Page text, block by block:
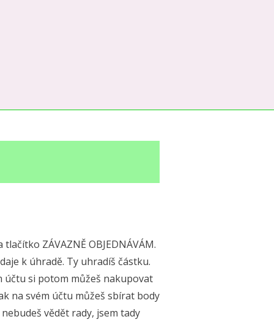
ZÁVAZNĚ OBJEDNÁVÁM.
k úhradě. Ty uhradíš částku.
účtu si potom můžeš nakupovat
na svém účtu můžeš sbírat body
vědět rady, jsem tady